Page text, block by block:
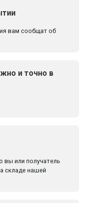
вам сообщат об
и точно в
вы или получатель
складе нашей